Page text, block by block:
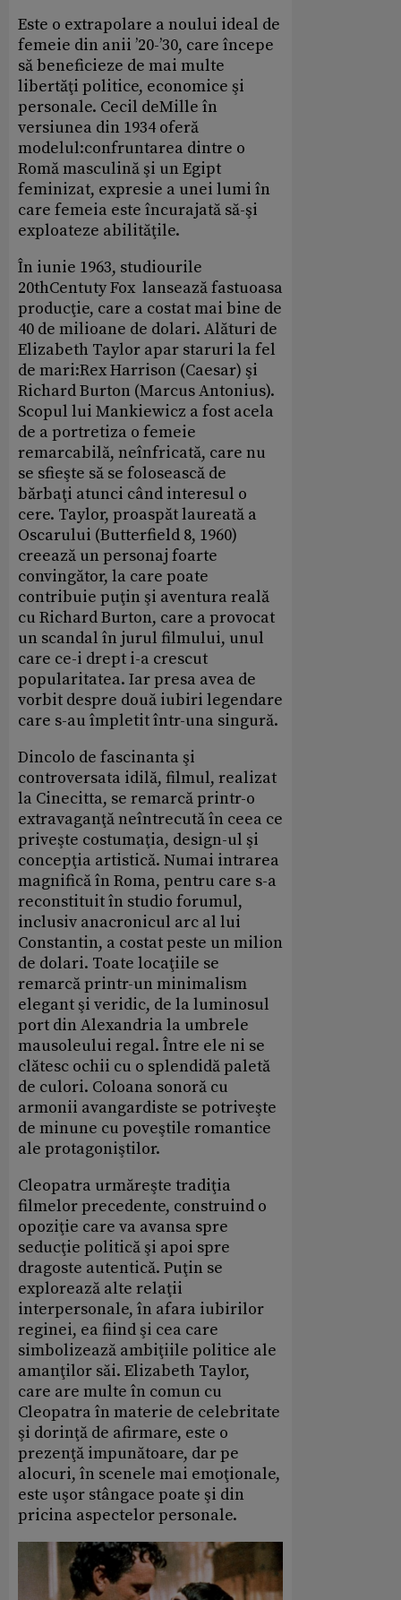
Este o extrapolare a noului ideal de
femeie din anii ’20-’30, care începe
să beneficieze de mai multe
libertăţi politice, economice şi
personale. Cecil deMille în
versiunea din 1934 oferă
modelul:confruntarea dintre o
Romă masculină şi un Egipt
feminizat, expresie a unei lumi în
care femeia este încurajată să-şi
exploateze abilităţile.
În iunie 1963, studiourile
20thCentuty Fox lansează fastuoasa
producţie, care a costat mai bine de
40 de milioane de dolari. Alături de
Elizabeth Taylor apar staruri la fel
de mari:Rex Harrison (Caesar) şi
Richard Burton (Marcus Antonius).
Scopul lui Mankiewicz a fost acela
de a portretiza o femeie
remarcabilă, neînfricată, care nu
se sfieşte să se folosească de
bărbaţi atunci când interesul o
cere. Taylor, proaspăt laureată a
Oscarului (Butterfield 8, 1960)
creează un personaj foarte
convingător, la care poate
contribuie puţin şi aventura reală
cu Richard Burton, care a provocat
un scandal în jurul filmului, unul
care ce-i drept i-a crescut
popularitatea. Iar presa avea de
vorbit despre două iubiri legendare
care s-au împletit într-una singură.
Dincolo de fascinanta şi
controversata idilă, filmul, realizat
la Cinecitta, se remarcă printr-o
extravaganţă neîntrecută în ceea ce
priveşte costumaţia, design-ul şi
concepţia artistică. Numai intrarea
magnifică în Roma, pentru care s-a
reconstituit în studio forumul,
inclusiv anacronicul arc al lui
Constantin, a costat peste un milion
de dolari. Toate locaţiile se
remarcă printr-un minimalism
elegant şi veridic, de la luminosul
port din Alexandria la umbrele
mausoleului regal. Între ele ni se
clătesc ochii cu o splendidă paletă
de culori. Coloana sonoră cu
armonii avangardiste se potriveşte
de minune cu poveştile romantice
ale protagoniştilor.
Cleopatra urmăreşte tradiţia
filmelor precedente, construind o
opoziţie care va avansa spre
seducţie politică şi apoi spre
dragoste autentică. Puţin se
explorează alte relaţii
interpersonale, în afara iubirilor
reginei, ea fiind şi cea care
simbolizează ambiţiile politice ale
amanţilor săi. Elizabeth Taylor,
care are multe în comun cu
Cleopatra în materie de celebritate
şi dorinţă de afirmare, este o
prezenţă impunătoare, dar pe
alocuri, în scenele mai emoţionale,
este uşor stângace poate şi din
pricina aspectelor personale.